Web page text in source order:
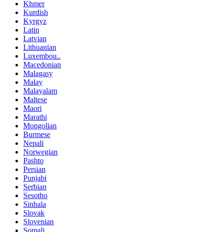
Khmer
Kurdish
Kyrgyz
Latin
Latvian
Lithuanian
Luxembou..
Macedonian
Malagasy
Malay
Malayalam
Maltese
Maori
Marathi
Mongolian
Burmese
Nepali
Norwegian
Pashto
Persian
Punjabi
Serbian
Sesotho
Sinhala
Slovak
Slovenian